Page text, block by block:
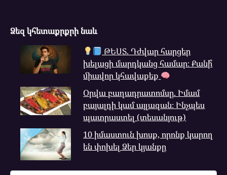
Ձեզ կհետաքրքրի նաև
ԹԵՍՏ. Դժվար հարցեր
խելացի մարդկանց համար։ Քանի՞
միավոր կհավաքեք
Օրվա բաղադրատոմսը. Իմամ
բայալդի կամ այլազան։ Ինչպես
պատրաստել (տեսանյութ)
10 իմաստուն խոսք, որոնք կարող
են փոխել Ձեր կյանքը